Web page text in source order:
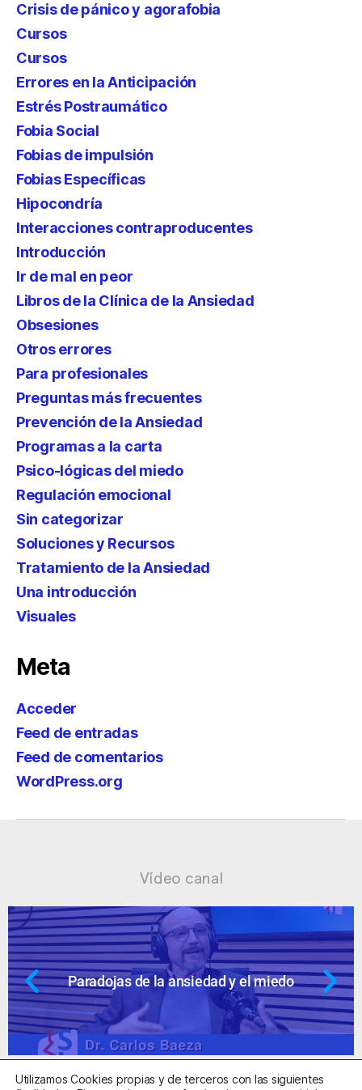
Crisis de pánico y agorafobia
Cursos
Cursos
Errores en la Anticipación
Estrés Postraumático
Fobia Social
Fobias de impulsión
Fobias Específicas
Hipocondría
Interacciones contraproducentes
Introducción
Ir de mal en peor
Libros de la Clínica de la Ansiedad
Obsesiones
Otros errores
Para profesionales
Preguntas más frecuentes
Prevención de la Ansiedad
Programas a la carta
Psico-lógicas del miedo
Regulación emocional
Sin categorizar
Soluciones y Recursos
Tratamiento de la Ansiedad
Una introducción
Visuales
Meta
Acceder
Feed de entradas
Feed de comentarios
WordPress.org
Vídeo canal
Ansiedad: supuestos
Utilizamos Cookies propias y de terceros con las siguientes